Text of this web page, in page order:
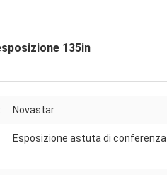
135in
Novastar
Esposizione astuta di conferenza